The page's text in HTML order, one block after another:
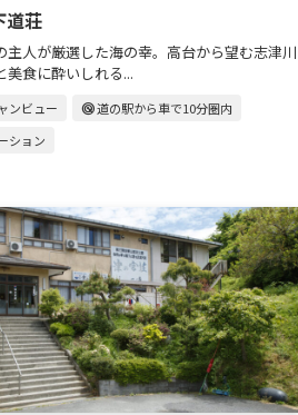
道荘
主人が厳選した海の幸。高台から望む志津川
美食に酔いしれる...
ンビュー radar道の駅から車で10分圏内
ション